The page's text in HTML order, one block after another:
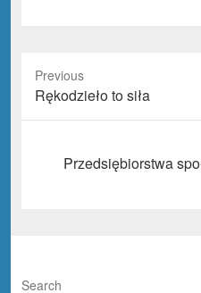
Previous
Previous
post:
Rękodzieło to siła
Przedsiębiorstwa
S